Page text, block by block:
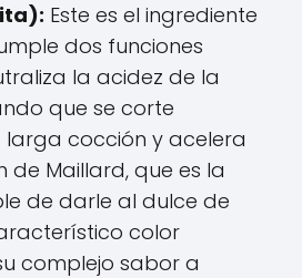
Este es el ingrediente
dos funciones
la acidez de la
que se corte
cocción y acelera
de Maillard, que es la
de darle al dulce de
color
complejo sabor a